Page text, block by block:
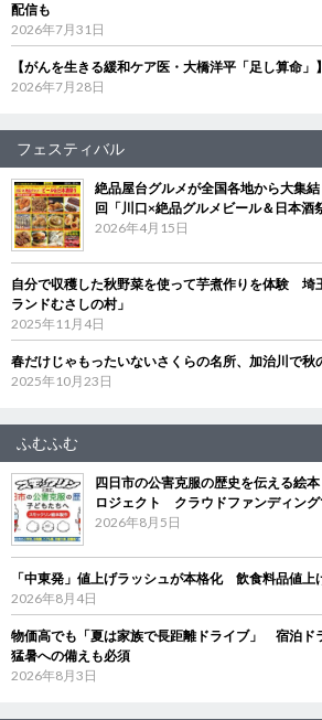
配信も
2026年7月31日
【がんを生きる緩和ケア医・大橋洋平「足し算命」
2026年7月28日
フェスティバル
絶品屋台グルメが全国各地から大集
回「川口×絶品グルメビール＆日本酒
2026年4月15日
自分で収穫した秋野菜を使って芋煮作りを体験 埼
ランドむさしの村」
2025年11月4日
春だけじゃもったいないさくらの名所、加治川で秋
2025年10月23日
ふむふむ
四日市の公害克服の歴史を伝える絵
ロジェクト クラウドファンディン
2026年8月5日
「中東発」値上げラッシュが本格化 飲食料品値上
2026年8月4日
物価高でも「夏は家族で長距離ドライブ」 宿泊ド
猛暑への備えも必須
2026年8月3日